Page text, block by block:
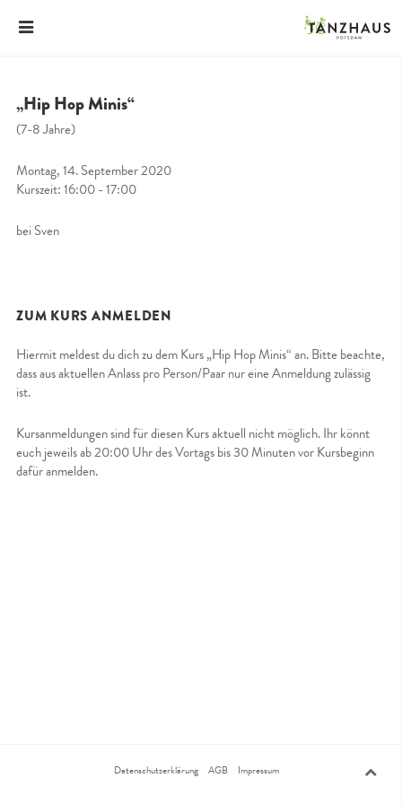
„Hip Hop Minis“
(7-8 Jahre)
Montag, 14. September 2020
Kurszeit: 16:00 - 17:00
bei Sven
ZUM KURS ANMELDEN
Hiermit meldest du dich zu dem Kurs „Hip Hop Minis“ an. Bitte beachte,
dass aus aktuellen Anlass pro Person/Paar nur eine Anmeldung zulässig
ist.
Kursanmeldungen sind für diesen Kurs aktuell nicht möglich. Ihr könnt
euch jeweils ab 20:00 Uhr des Vortags bis 30 Minuten vor Kursbeginn
dafür anmelden.
Datenschutzerklärung AGB Impressum